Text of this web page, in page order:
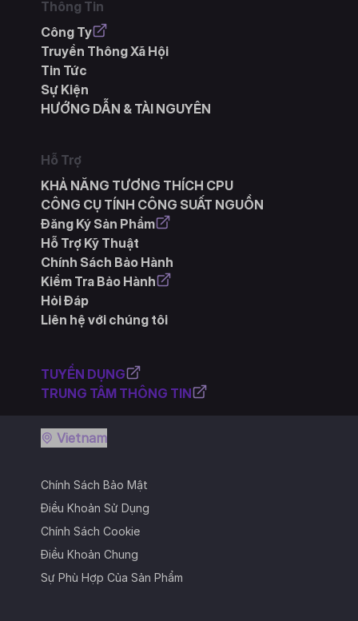
Thông Tin
Công Ty
Truyền Thông Xã Hội
Tin Tức
Sự Kiện
HƯỚNG DẪN & TÀI NGUYÊN
Hỗ Trợ
KHẢ NĂNG TƯƠNG THÍCH CPU
CÔNG CỤ TÍNH CÔNG SUẤT NGUỒN
Đăng Ký Sản Phẩm
Hỗ Trợ Kỹ Thuật
Chính Sách Bảo Hành
Kiểm Tra Bảo Hành
Hỏi Đáp
Liên hệ với chúng tôi
TUYỂN DỤNG
TRUNG TÂM THÔNG TIN
Chính Sách Bảo Mật
Điều Khoản Sử Dụng
Chính Sách Cookie
Điều Khoản Chung
Sự Phù Hợp Của Sản Phẩm
Vietnam